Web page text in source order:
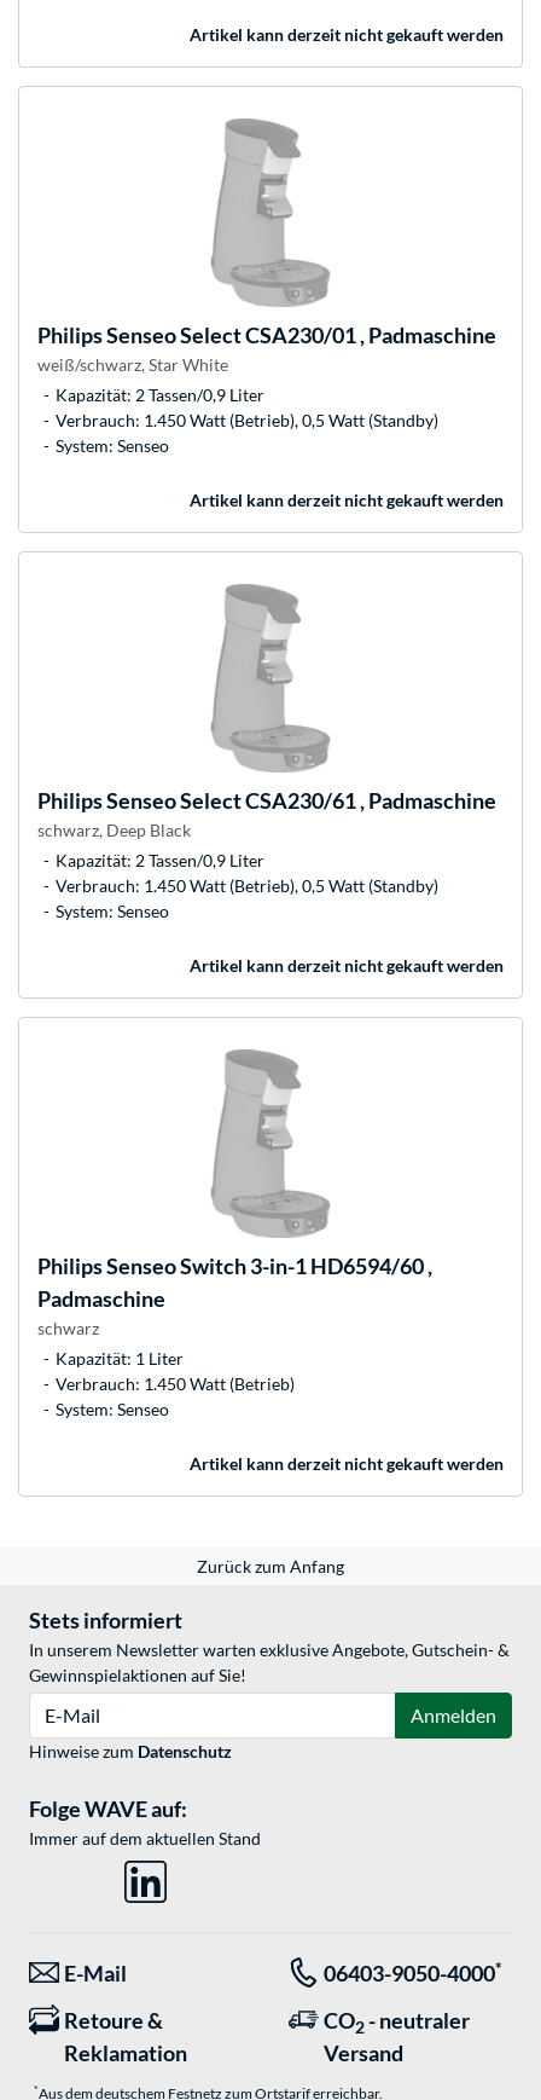
Artikel kann derzeit nicht gekauft werden
PhilipsSenseo Select CSA230/01 , Padmaschine
weiß/schwarz, Star White
Kapazität: 2 Tassen/0,9 Liter
Verbrauch: 1.450 Watt (Betrieb), 0,5 Watt (Standby)
System: Senseo
Artikel kann derzeit nicht gekauft werden
PhilipsSenseo Select CSA230/61 , Padmaschine
schwarz, Deep Black
Kapazität: 2 Tassen/0,9 Liter
Verbrauch: 1.450 Watt (Betrieb), 0,5 Watt (Standby)
System: Senseo
Artikel kann derzeit nicht gekauft werden
PhilipsSenseo Switch 3-in-1 HD6594/60 ,
Padmaschine
schwarz
Kapazität: 1 Liter
Verbrauch: 1.450 Watt (Betrieb)
System: Senseo
Artikel kann derzeit nicht gekauft werden
Zurück zum Anfang
Stets informiert
In unserem Newsletter warten exklusive Angebote, Gutschein- &
Gewinnspielaktionen auf Sie!
Anmelden
Hinweise zum Datenschutz
Folge WAVE auf:
Immer auf dem aktuellen Stand
E-Mail 06403-9050-4000*
Retoure &
Reklamation
CO2 - neutraler
Versand
*Aus dem deutschem Festnetz zum Ortstarif erreichbar.